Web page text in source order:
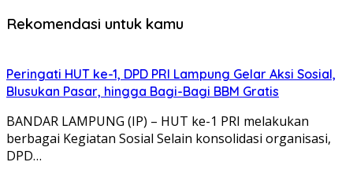
Rekomendasi untuk kamu
Peringati HUT ke-1, DPD PRI Lampung Gelar Aksi Sosial,
Blusukan Pasar, hingga Bagi-Bagi BBM Gratis
BANDAR LAMPUNG (IP) – HUT ke-1 PRI melakukan
berbagai Kegiatan Sosial Selain konsolidasi organisasi,
DPD…